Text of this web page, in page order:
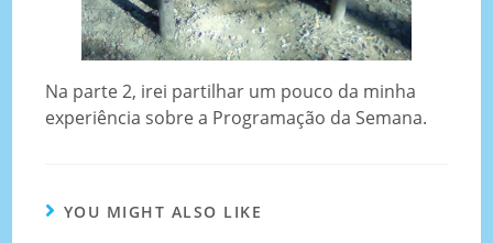
Na parte 2, irei partilhar um pouco da minha
experiência sobre a Programação da Semana.
YOU MIGHT ALSO LIKE